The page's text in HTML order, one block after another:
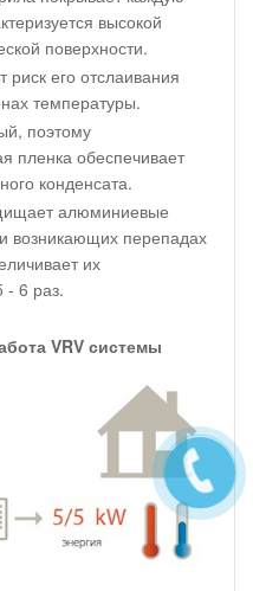
высокой
поверхности.
риск его отслаивания
температуры.
поэтому
пленка обеспечивает
конденсата.
алюминиевые
возникающих перепадах
их
- 6 раз.
VRV системы